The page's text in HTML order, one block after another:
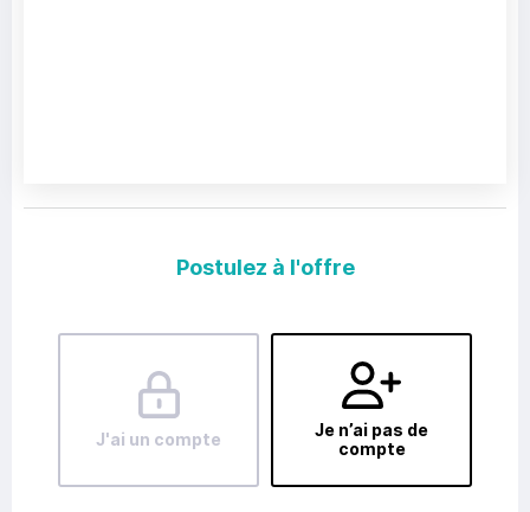
Postulez à l'offre
J'ai un compte
Je n’ai pas de
compte